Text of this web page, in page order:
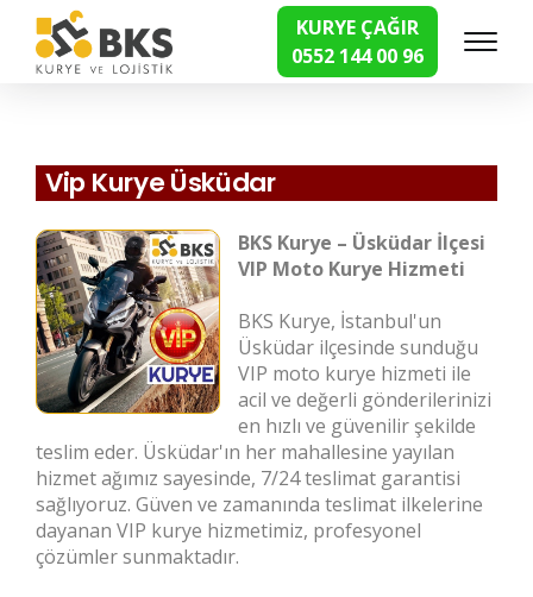
KURYE ÇAĞIR
0552 144 00 96
Hızlı Kurye Hizmetleri
Vip Kurye Üsküdar
BKS Kurye – Üsküdar İlçesi
VIP Moto Kurye Hizmeti
BKS Kurye, İstanbul'un
Üsküdar ilçesinde sunduğu
VIP moto kurye hizmeti ile
acil ve değerli gönderilerinizi
en hızlı ve güvenilir şekilde
teslim eder. Üsküdar'ın her mahallesine yayılan
hizmet ağımız sayesinde, 7/24 teslimat garantisi
sağlıyoruz. Güven ve zamanında teslimat ilkelerine
dayanan VIP kurye hizmetimiz, profesyonel
çözümler sunmaktadır.